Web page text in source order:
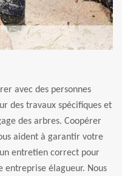
avec des personnes
des travaux spécifiques et
des arbres. Coopérer
aident à garantir votre
entretien correct pour
entreprise élagueur. Nous